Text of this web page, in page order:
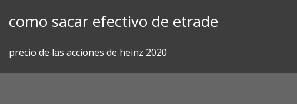
como sacar efectivo de etrade
precio de las acciones de heinz 2020